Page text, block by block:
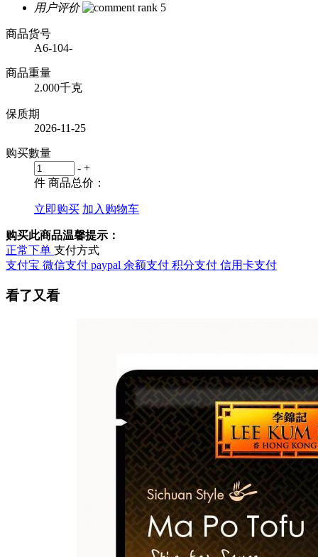
用户评价
商品货号
A6-104-
商品重量
2.000千克
保质期
2026-11-25
购买數量
- +
件 商品总价：
立即购买 加入购物车
购买此商品温馨提示：
正常下单 支付方式
支付宝 微信支付 paypal 余额支付 积分支付 信用卡支付
看了又看